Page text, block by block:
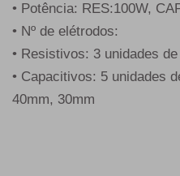
• Potência: RES:100W,
• Nº de elétrodos:
• Resistivos: 3 unidades
• Capacitivos: 5 unidades
40mm, 30mm